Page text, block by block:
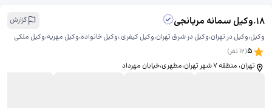
18
.وکیل سمانه مریانجی
گزارش
وکیل،وکیل در تهران،وکیل در شرق تهران،وکیل کیفری ،وکیل خانواده،وکیل مهریه،وکیل ملکی
5
(
12 نفر)
تهران، منطقه ۷ شهر تهران،مطهری،خیابان مهرداد